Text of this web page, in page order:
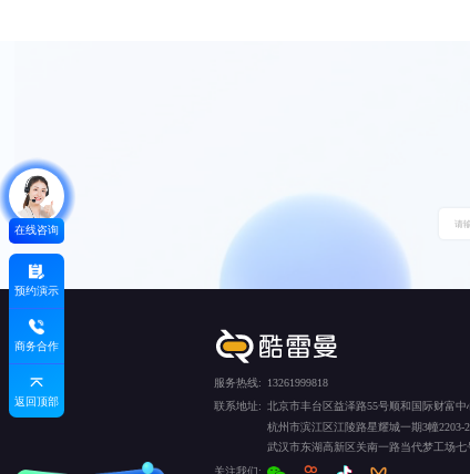
在线咨询
预约演示
商务合作
返回顶部
服务热线:
13261999818
联系地址: 北京市丰台区益泽路55号顺和国际财富中
杭州市滨江区江陵路星耀城一期3幢2203-
武汉市东湖高新区关南一路当代梦工场七
关注我们: